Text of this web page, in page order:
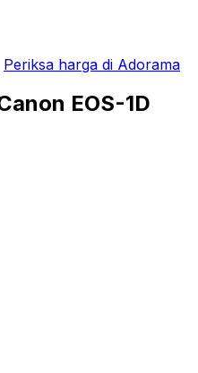
Periksa harga di Adorama
EOS-1D